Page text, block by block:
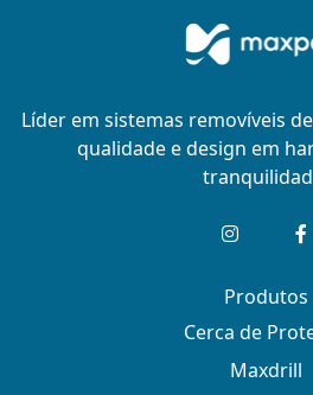
Líder em sistemas removíveis
qualidade e design em
Produtos
Cerca de
Maxdrill